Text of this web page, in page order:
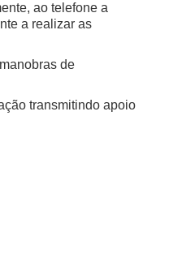
ao telefone a
a realizar as
de
transmitindo apoio